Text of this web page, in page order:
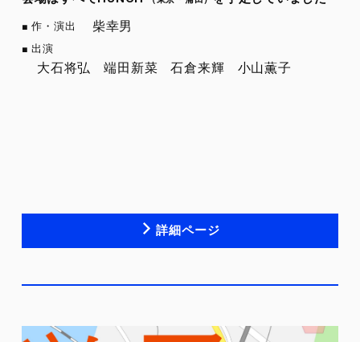
作・演出 柴幸男
出演
大石将弘 端田新菜 石倉来輝 小山薫子
詳細ページ